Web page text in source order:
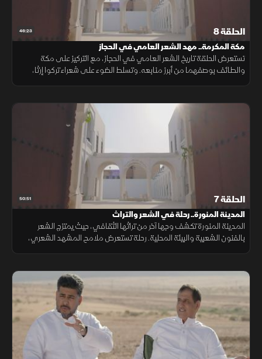
46:23 الحلقة 8
مكة المكرمة.. مهد الشعر العامي في الحجاز
تستعرض الحلقة تاريخ الشعر العامي في الحجاز، مع التركيز على مكة
والطائف بوصفهما من أبرز منابعه. وتسلط الضوء على شعراء تركوا إرثا،
50:51 الحلقة 7
المدينة المنورة.. رحلة في الشعر والتراث
المدينة المنورة تكشف وجها آخر من تراثها الثقافي، حيث يمتزج الشعر
بالفنون الشعبية والبيئة المحلية. رحلة تستعرض ملامح المشهد الشعري،